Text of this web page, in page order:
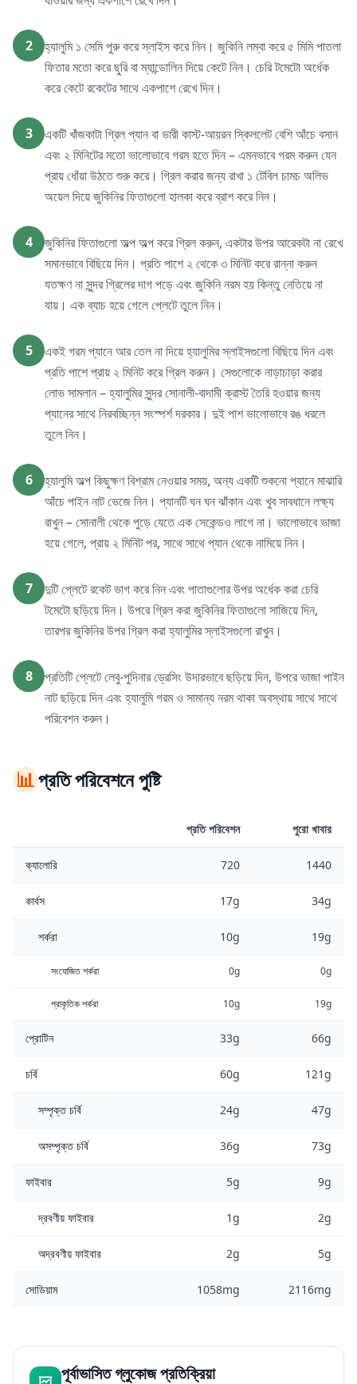
2
হ্যালুমি ১ সেমি পুরু করে স্লাইস করে নিন। জুকিনি লম্বা করে ৫ মিমি পাতলা
ফিতার মতো করে ছুরি বা ম্যান্ডোলিন দিয়ে কেটে নিন। চেরি টমেটো অর্ধেক
করে কেটে রকেটের সাথে একপাশে রেখে দিন।
3
একটি খাঁজকাটা গ্রিল প্যান বা ভারী কাস্ট-আয়রন স্কিললেট বেশি আঁচে বসান
এবং ২ মিনিটের মতো ভালোভাবে গরম হতে দিন – এমনভাবে গরম করুন যেন
প্রায় ধোঁয়া উঠতে শুরু করে। গ্রিল করার জন্য রাখা ১ টেবিল চামচ অলিভ
অয়েল দিয়ে জুকিনির ফিতাগুলো হালকা করে ব্রাশ করে নিন।
4
জুকিনির ফিতাগুলো অল্প অল্প করে গ্রিল করুন, একটার উপর আরেকটা না রেখে
সমানভাবে বিছিয়ে দিন। প্রতি পাশে ২ থেকে ৩ মিনিট করে রান্না করুন
যতক্ষণ না সুন্দর গ্রিলের দাগ পড়ে এবং জুকিনি নরম হয় কিন্তু নেতিয়ে না
যায়। এক ব্যাচ হয়ে গেলে প্লেটে তুলে নিন।
5
একই গরম প্যানে আর তেল না দিয়ে হ্যালুমির স্লাইসগুলো বিছিয়ে দিন এবং
প্রতি পাশে প্রায় ২ মিনিট করে গ্রিল করুন। সেগুলোকে নাড়াচাড়া করার
লোভ সামলান – হ্যালুমির সুন্দর সোনালী-বাদামী ক্রাস্ট তৈরি হওয়ার জন্য
প্যানের সাথে নিরবচ্ছিন্ন সংস্পর্শ দরকার। দুই পাশ ভালোভাবে রঙ ধরলে
তুলে নিন।
6
হ্যালুমি অল্প কিছুক্ষণ বিশ্রাম নেওয়ার সময়, অন্য একটি শুকনো প্যানে মাঝারি
আঁচে পাইন নাট ভেজে নিন। প্যানটি ঘন ঘন ঝাঁকান এবং খুব সাবধানে লক্ষ্য
রাখুন – সোনালী থেকে পুড়ে যেতে এক সেকেন্ডও লাগে না। ভালোভাবে ভাজা
হয়ে গেলে, প্রায় ২ মিনিট পর, সাথে সাথে প্যান থেকে নামিয়ে নিন।
7
দুটি প্লেটে রকেট ভাগ করে নিন এবং পাতাগুলোর উপর অর্ধেক করা চেরি
টমেটো ছড়িয়ে দিন। উপরে গ্রিল করা জুকিনির ফিতাগুলো সাজিয়ে দিন,
তারপর জুকিনির উপর গ্রিল করা হ্যালুমির স্লাইসগুলো রাখুন।
8
প্রতিটি প্লেটে লেবু-পুদিনার ড্রেসিং উদারভাবে ছড়িয়ে দিন, উপরে ভাজা পাইন
নাট ছড়িয়ে দিন এবং হ্যালুমি গরম ও সামান্য নরম থাকা অবস্থায় সাথে সাথে
পরিবেশন করুন।
📊প্রতি পরিবেশনে পুষ্টি
প্রতি পরিবেশন পুরো খাবার
ক্যালোরি 720 1440
কার্বস 17g 34g
শর্করা 10g 19g
সংযোজিত শর্করা 0g 0g
প্রাকৃতিক শর্করা 10g 19g
প্রোটিন 33g 66g
চর্বি 60g 121g
সম্পৃক্ত চর্বি 24g 47g
অসম্পৃক্ত চর্বি 36g 73g
ফাইবার 5g 9g
দ্রবণীয় ফাইবার 1g 2g
অদ্রবণীয় ফাইবার 2g 5g
সোডিয়াম 1058mg 2116mg
পূর্বাভাসিত গ্লুকোজ প্রতিক্রিয়া